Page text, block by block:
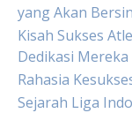
yang Akan
Kisah Sukses
Dedikasi Mereka
Rahasia
Sejarah Liga